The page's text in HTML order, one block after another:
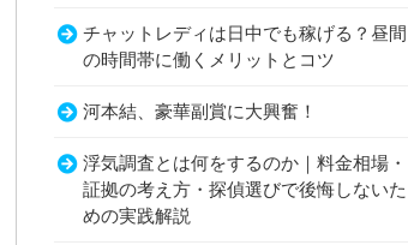
チャットレディは日中でも稼げる？昼間
の時間帯に働くメリットとコツ
河本結、豪華副賞に大興奮！
浮気調査とは何をするのか｜料金相場・
証拠の考え方・探偵選びで後悔しないた
めの実践解説